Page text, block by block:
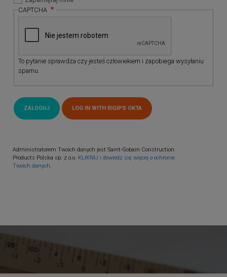
CAPTCHA
To pytanie sprawdza czy jesteś człowiekiem i zapobiega wysyłaniu
spamu.
Administratorem Twoich danych jest Saint-Gobain Construction
Products Polska sp. z o.o. KLIKNIJ i dowiedz się więcej o ochronie
Twoich danych.